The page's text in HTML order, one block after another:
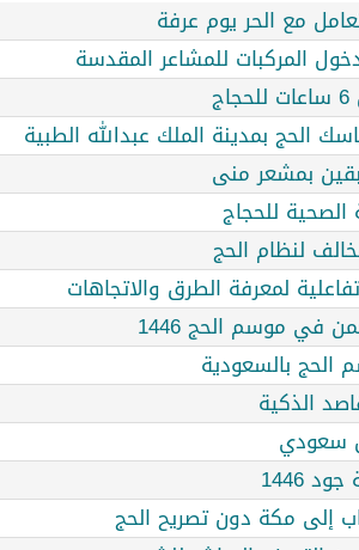
مع الحر يوم عرفة
المركبات للمشاعر المقدسة
الحج بمدينة الملك عبدالله الطبية
بمشعر منى
للحجاج
في موسم الحج 1446
الحج بالسعودية
الذكية
إلى مكة دون تصريح الحج